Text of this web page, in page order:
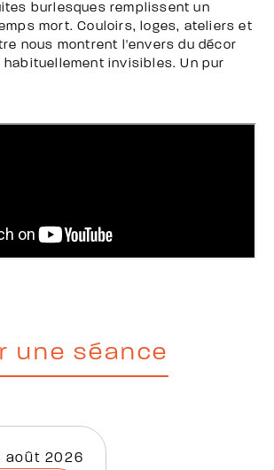
burlesques remplissent un
mort. Couloirs, loges, ateliers et
nous montrent l'envers du décor
invisibles. Un pur
une séance
août 2026